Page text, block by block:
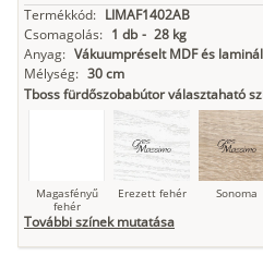
Termékkód: LIMAF1402AB
Csomagolás: 1 db - 28 kg
Anyag: Vákuumpréselt MDF és
Mélység: 30 cm
Tboss fürdőszobabútor választaható
Magasfényű
fehér
Erezett fehér Sonoma
További színek mutatása